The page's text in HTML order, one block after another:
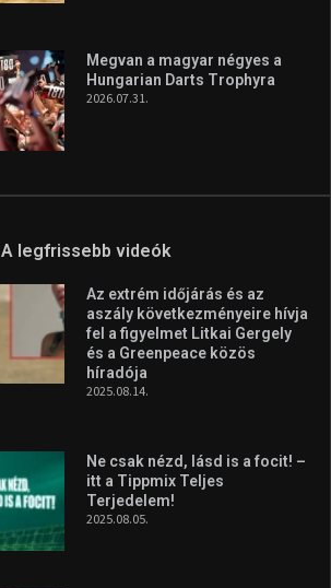
Megvan a magyar négyes a
Hungarian Darts Trophyra
2026.07.31.
A legfrissebb videók
Az extrém időjárás és az
aszály következményeire hívja
fel a figyelmet Litkai Gergely
és a Greenpeace közös
híradója
2025.08.14.
Ne csak nézd, lásd is a focit! –
itt a Tippmix Teljes
Terjedelem!
2025.08.05.